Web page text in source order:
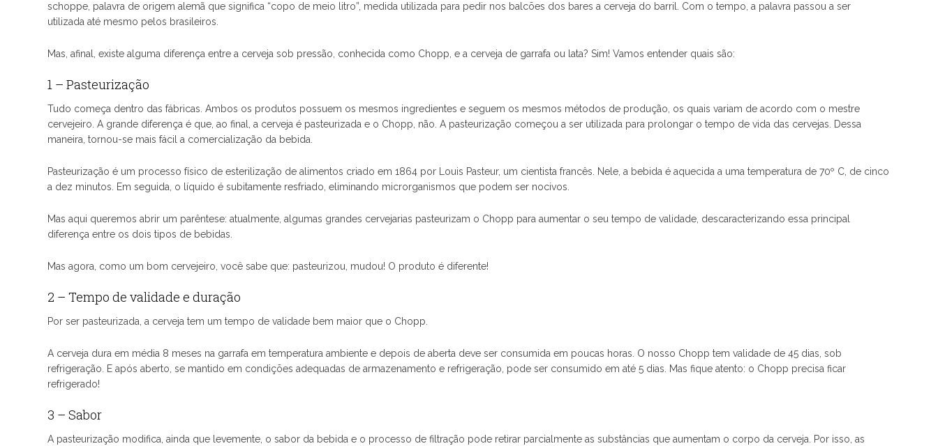
schoppe, palavra de origem alemã que significa “copo de meio litro”, medida utilizada para pedir nos balcões dos bares a cerveja do barril. Com o tempo, a palavra passou a ser
utilizada até mesmo pelos brasileiros.
Mas, afinal, existe alguma diferença entre a cerveja sob pressão, conhecida como Chopp, e a cerveja de garrafa ou lata? Sim! Vamos entender quais são:
1 – Pasteurização
Tudo começa dentro das fábricas. Ambos os produtos possuem os mesmos ingredientes e seguem os mesmos métodos de produção, os quais variam de acordo com o mestre
cervejeiro. A grande diferença é que, ao final, a cerveja é pasteurizada e o Chopp, não. A pasteurização começou a ser utilizada para prolongar o tempo de vida das cervejas. Dessa
maneira, tornou-se mais fácil a comercialização da bebida.
Pasteurização é um processo físico de esterilização de alimentos criado em 1864 por Louis Pasteur, um cientista francês. Nele, a bebida é aquecida a uma temperatura de 70º C, de cinco
a dez minutos. Em seguida, o líquido é subitamente resfriado, eliminando microrganismos que podem ser nocivos.
Mas aqui queremos abrir um parêntese: atualmente, algumas grandes cervejarias pasteurizam o Chopp para aumentar o seu tempo de validade, descaracterizando essa principal
diferença entre os dois tipos de bebidas.
Mas agora, como um bom cervejeiro, você sabe que: pasteurizou, mudou! O produto é diferente!
2 – Tempo de validade e duração
Por ser pasteurizada, a cerveja tem um tempo de validade bem maior que o Chopp.
A cerveja dura em média 8 meses na garrafa em temperatura ambiente e depois de aberta deve ser consumida em poucas horas. O nosso Chopp tem validade de 45 dias, sob
refrigeração. E após aberto, se mantido em condições adequadas de armazenamento e refrigeração, pode ser consumido em até 5 dias. Mas fique atento: o Chopp precisa ficar
refrigerado!
3 – Sabor
A pasteurização modifica, ainda que levemente, o sabor da bebida e o processo de filtração pode retirar parcialmente as substâncias que aumentam o corpo da cerveja. Por isso, as